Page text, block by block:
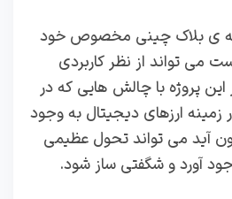
ی بلاک چینی مخصوص خود
می تواند از نظر کاربردی
پروژه با چالش هایی که در
زمینه ارزهای دیجیتال به وجود
آید می تواند تحول عظیمی
آورد و شگفتی ساز شود.